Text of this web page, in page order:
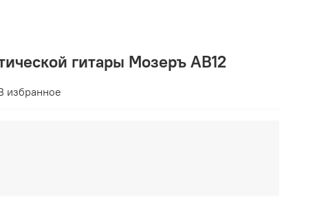
гитары Мозеръ AB12
избранное